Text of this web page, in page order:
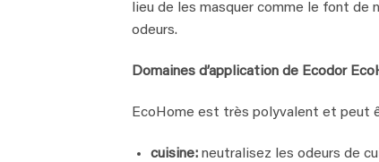
lieu de les masquer comme le font de
odeurs.
Domaines d’application de Ecodor
EcoHome est très polyvalent et peut
cuisine:neutralisez les odeurs de